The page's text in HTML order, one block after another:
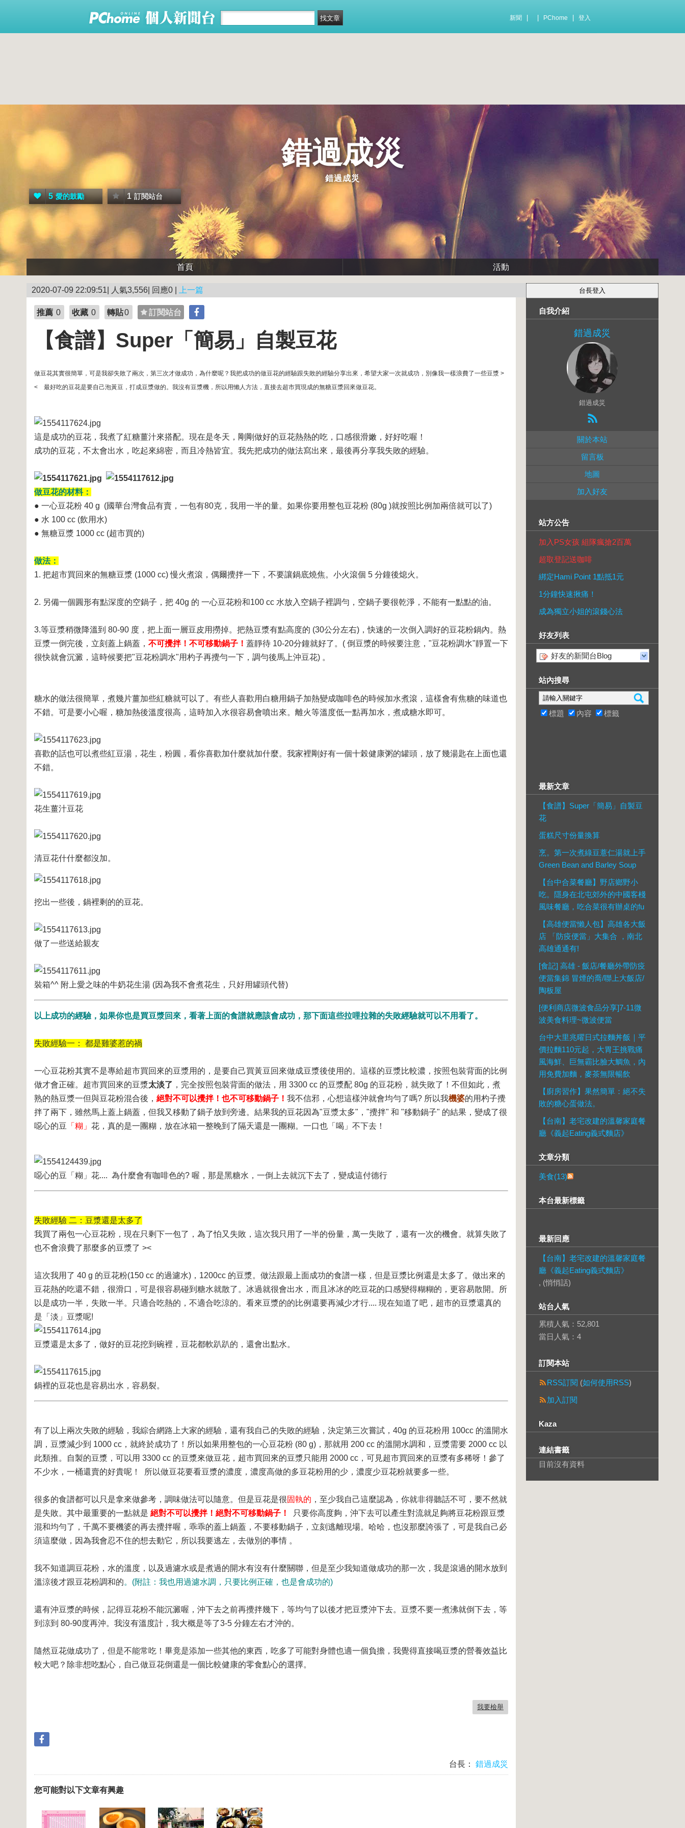
新聞 PChome 登入
錯過成災
錯過成災
5 愛的鼓勵 1 訂閱站台
首頁 活動
2020-07-09 22:09:51| 人氣3,556| 回應0 | 上一篇
推薦 0 收藏 0 轉貼0 訂閱站台
【食譜】Super「簡易」自製豆花
做豆花其實很簡單，可是我卻失敗了兩次，第三次才做成功，為什麼呢？我把成功的做豆花的經驗跟失敗的經驗分享出來，希望大家一次就成功，別像我一樣浪費了一些豆漿 >
< 最好吃的豆花是要自己泡黃豆，打成豆漿做的。我沒有豆漿機，所以用懶人方法，直接去超市買現成的無糖豆漿回來做豆花。
這是成功的豆花，我煮了紅糖薑汁來搭配。現在是冬天，剛剛做好的豆花熱熱的吃，口感很滑嫩，好好吃喔！
成功的豆花，不太會出水，吃起來綿密，而且冷熱皆宜。我先把成功的做法寫出來，最後再分享我失敗的經驗。
做豆花的材料：
● 一心豆花粉 40 g (國華台灣食品有賣，一包有80克，我用一半的量。如果你要用整包豆花粉 (80g )就按照比例加兩倍就可以了)
● 水 100 cc (飲用水)
● 無糖豆漿 1000 cc (超市買的)
做法：
1. 把超市買回來的無糖豆漿 (1000 cc) 慢火煮滾，偶爾攪拌一下，不要讓鍋底燒焦。小火滾個 5 分鐘後熄火。
2. 另備一個圓形有點深度的空鍋子，把 40g 的 一心豆花粉和100 cc 水放入空鍋子裡調勻，空鍋子要很乾淨，不能有一點點的油。
3.等豆漿稍微降溫到 80-90 度，把上面一層豆皮用撈掉。把熱豆漿有點高度的 (30公分左右)，快速的一次倒入調好的豆花粉鍋內。熱
豆漿一倒完後，立刻蓋上鍋蓋， 不可攪拌！ 不可移動鍋子！ 蓋靜待 10-20分鐘就好了。( 倒豆漿的時候要注意，"豆花粉調水"靜置一下
很快就會沉澱，這時候要把"豆花粉調水"用杓子再攪勻一下，調勻後馬上沖豆花) 。
糖水的做法很簡單，煮幾片薑加些紅糖就可以了。有些人喜歡用白糖用鍋子加熱變成咖啡色的時候加水煮滾，這樣會有焦糖的味道也
不錯。可是要小心喔，糖加熱後溫度很高，這時加入水很容易會噴出來。離火等溫度低一點再加水，煮成糖水即可。
喜歡的話也可以煮些紅豆湯，花生，粉圓，看你喜歡加什麼就加什麼。我家裡剛好有一個十榖健康粥的罐頭，放了幾湯匙在上面也還
不錯。
花生薑汁豆花
清豆花什什麼都沒加。
挖出一些後，鍋裡剩的的豆花。
做了一些送給親友
裝箱^^ 附上愛之味的牛奶花生湯 (因為我不會煮花生，只好用罐頭代替)
以上成功的經驗，如果你也是買豆漿回來，看著上面的食譜就應該會成功，那下面這些拉哩拉雜的失敗經驗就可以不用看了。
失敗經驗一： 都是雞婆惹的禍
一心豆花粉其實不是專給超市買回來的豆漿用的，是要自己買黃豆回來做成豆漿後使用的。這樣的豆漿比較濃，按照包裝背面的比例
做才會正確。超市買回來的豆漿太淡了 ，完全按照包裝背面的做法，用 3300 cc 的豆漿配 80g 的豆花粉，就失敗了！不但如此，煮
熟的熱豆漿一但與豆花粉混合後， 絕對不可以攪拌！也不可移動鍋子！ 我不信邪，心想這樣沖就會均勻了嗎? 所以我機婆的用杓子攪
拌了兩下，雖然馬上蓋上鍋蓋，但我又移動了鍋子放到旁邊。結果我的豆花因為"豆漿太多"，"攪拌" 和 "移動鍋子" 的結果，變成了很
噁心的豆 「糊」 花，真的是一團糊，放在冰箱一整晚到了隔天還是一團糊。一口也「喝」不下去！
噁心的豆「糊」花.... 為什麼會有咖啡色的? 喔，那是黑糖水，一倒上去就沉下去了，變成這付德行
失敗經驗 二：豆漿還是太多了
我買了兩包一心豆花粉，現在只剩下一包了，為了怕又失敗，這次我只用了一半的份量，萬一失敗了，還有一次的機會。就算失敗了
也不會浪費了那麼多的豆漿了 ><
這次我用了 40 g 的豆花粉(150 cc 的過濾水)，1200cc 的豆漿。做法跟最上面成功的食譜一樣，但是豆漿比例還是太多了。做出來的
豆花熱的吃還不錯，很滑口，可是很容易碰到糖水就散了。冰過就很會出水，而且冰冰的吃豆花的口感變得糊糊的，更容易散開。所
以是成功一半，失敗一半。只適合吃熱的，不適合吃涼的。看來豆漿的的比例還要再減少才行.... 現在知道了吧，超市的豆漿還真的
是「淡」豆漿呢!
豆漿還是太多了，做好的豆花挖到碗裡，豆花都軟趴趴的，還會出點水。
鍋裡的豆花也是容易出水，容易裂。
有了以上兩次失敗的經驗，我綜合網路上大家的經驗，還有我自己的失敗的經驗，決定第三次嘗試，40g 的豆花粉用 100cc 的溫開水
調，豆漿減少到 1000 cc，就終於成功了！所以如果用整包的一心豆花粉 (80 g)，那就用 200 cc 的溫開水調和，豆漿需要 2000 cc 以
此類推。自製的豆漿，可以用 3300 cc 的豆漿來做豆花，超市買回來的豆漿只能用 2000 cc，可見超市買回來的豆漿有多稀呀！參了
不少水，一桶還賣的好貴呢！
所以做豆花要看豆漿的濃度，濃度高做的多豆花粉用的少，濃度少豆花粉就要多一些。
很多的食譜都可以只是拿來做參考，調味做法可以隨意。但是豆花是很固執的 ，至少我自己這麼認為，你就非得聽話不可，要不然就
是失敗。其中最重要的一點就是 絕對不可以攪拌！絕對不可移動鍋子！
只要你高度夠，沖下去可以產生對流就足夠將豆花粉跟豆漿
混和均勻了，千萬不要機婆的再去攪拌喔，乖乖的蓋上鍋蓋，不要移動鍋子，立刻逃離現場。哈哈，也沒那麼誇張了，可是我自己必
須這麼做，因為我會忍不住的想去動它，所以我要逃左，去做別的事情 。
我不知道調豆花粉，水的溫度，以及過濾水或是煮過的開水有沒有什麼關聯，但是至少我知道做成功的那一次，我是滾過的開水放到
溫涼後才跟豆花粉調和的。(附註：我也用過濾水調，只要比例正確，也是會成功的)
還有沖豆漿的時候，記得豆花粉不能沉澱喔，沖下去之前再攪拌幾下，等均勻了以後才把豆漿沖下去。豆漿不要一煮沸就倒下去，等
到涼到 80-90度再沖。我沒有溫度計，我大概是等了3-5 分鐘左右才沖的。
隨然豆花做成功了，但是不能常吃！畢竟是添加一些其他的東西，吃多了可能對身體也適一個負擔，我覺得直接喝豆漿的營養效益比
較大吧？除非想吃點心，自己做豆花倒還是一個比較健康的零食點心的選擇。
我要檢舉
台長： 錯過成災
您可能對以下文章有興趣
自我介紹
錯過成災
錯過成災
關於本站
留言板
地圖
加入好友
站方公告
加入PS女孩 組隊瘋搶2百萬
超取登記送咖啡
綁定Hami Point 1點抵1元
1分鐘快速揪痛！
成為獨立小姐的滾錢心法
好友列表
好友的新聞台Blog
站內搜尋
標題 內容 標籤
最新文章
【食譜】Super「簡易」自製豆
花
蛋糕尺寸份量換算
烹。第一次煮綠豆薏仁湯就上手
Green Bean and Barley Soup
【台中合菜餐廳】野店鄉野小
吃。隱身在北屯郊外的中國客棧
風味餐廳，吃合菜很有辦桌的fu
【高雄便當懶人包】高雄各大飯
店 「防疫便當」大集合 ，南北
高雄通通有!
[食記] 高雄 - 飯店/餐廳外帶防疫
便當集錦 冒煙的喬/聯上大飯店/
陶板屋
[便利商店微波食品分享]7-11微
波美食料理~微波便當
台中大里兆曜日式拉麵丼飯｜平
價拉麵110元起，大胃王挑戰痛
風海鮮、巨無霸比臉大鯛魚，內
用免費加麵，麥茶無限暢飲
【廚房習作】果然簡單：絕不失
敗的糖心蛋做法。
【台南】老宅改建的溫馨家庭餐
廳《義起Eating義式麵店》
文章分類
美食(13)
本台最新標籤
最新回應
【台南】老宅改建的溫馨家庭餐
廳《義起Eating義式麵店》
, (悄悄話)
站台人氣
累積人氣： 52,801
當日人氣： 4
訂閱本站
RSS訂閱 (如何使用RSS)
加入訂閱
Kaza
連結書籤
目前沒有資料